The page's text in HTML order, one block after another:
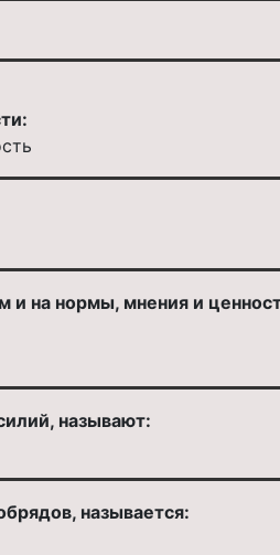
и на нормы, мнения и
называют:
называется: